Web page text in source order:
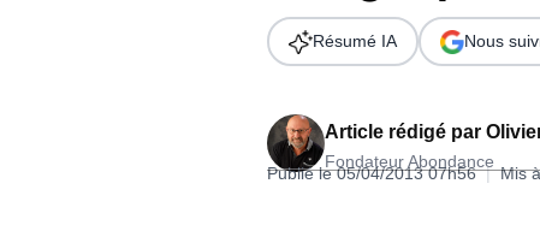
Télécharger l'Ebook
Article rédigé par
Fondateur Abondance
Publié le 05/04/2013 07h56 | Mis
Résumé IA Nous